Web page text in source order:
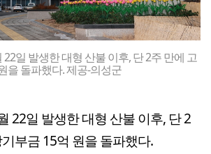
일 발생한 대형 산불 이후, 단 2주 만에 고
을 돌파했다. 제공-의성군
22일 발생한 대형 산불 이후, 단 2
부금 15억 원을 돌파했다.